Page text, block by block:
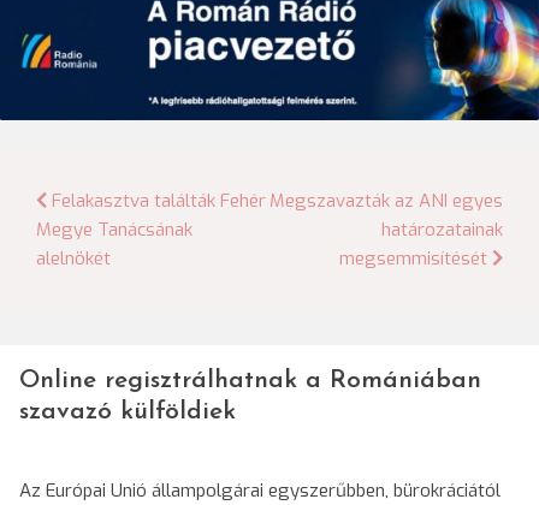
Bejegyzés
navigáció
Felakasztva találták Fehér
Megye Tanácsának
alelnökét
Megszavazták az ANI egyes
határozatainak
megsemmisítését
Online regisztrálhatnak a Romániában
szavazó külföldiek
Az Európai Unió állampolgárai egyszerűbben, bürokráciától